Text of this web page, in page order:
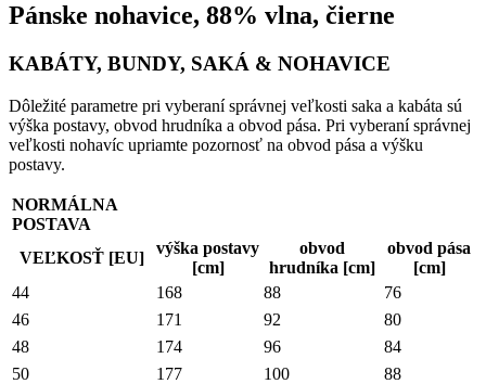
Pánske nohavice, 88% vlna, čierne
KABÁTY, BUNDY, SAKÁ & NOHAVICE
Dôležité parametre pri vyberaní správnej veľkosti saka a kabáta sú
výška postavy, obvod hrudníka a obvod pása. Pri vyberaní správnej
veľkosti nohavíc upriamte pozornosť na obvod pása a výšku
postavy.
NORMÁLNA
POSTAVA
VEĽKOSŤ [EU]
výška postavy
[cm]
obvod
hrudníka [cm]
obvod pása
[cm]
44
168 88
76
46
171 92
80
48
174 96
84
50
177 100
88